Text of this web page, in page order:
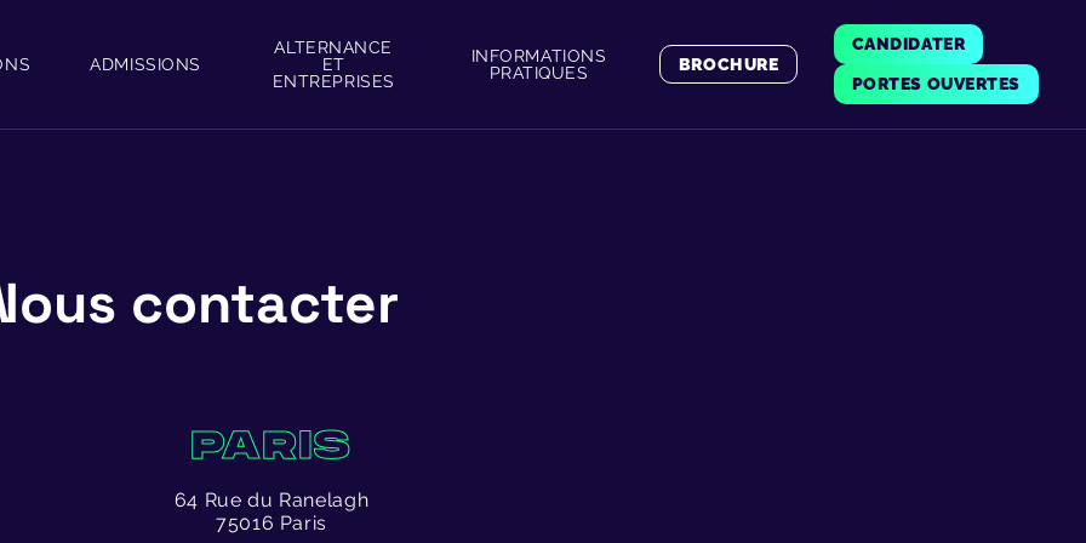
ADMISSIONS
ALTERNANCE
ET
ENTREPRISES
INFORMATIONS
PRATIQUES
BROCHURE
CANDIDATER
PORTES OUVERTES
contacter
PARIS
64 Rue du Ranelagh
75016 Paris